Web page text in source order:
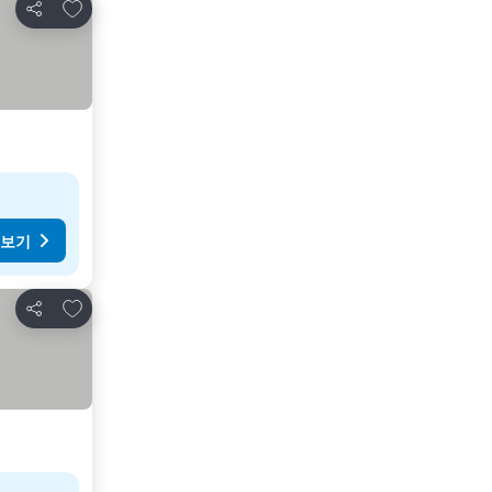
공유
즐겨찾기에 추가
기
공유
즐겨찾기에 추가